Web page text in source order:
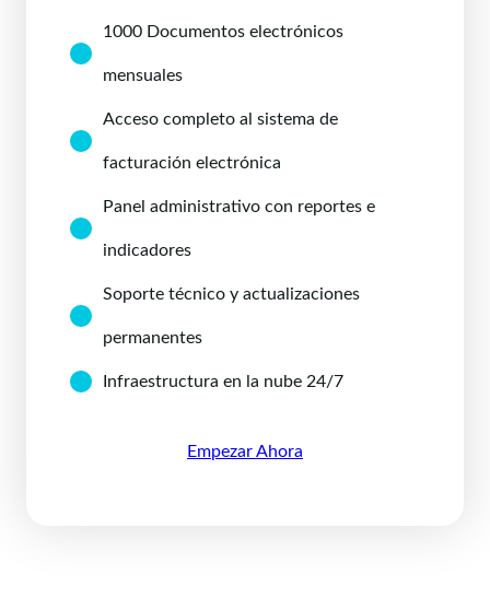
1000 Documentos electrónicos
mensuales
Acceso completo al sistema de
facturación electrónica
Panel administrativo con reportes e
indicadores
Soporte técnico y actualizaciones
permanentes
Infraestructura en la nube 24/7
Empezar Ahora